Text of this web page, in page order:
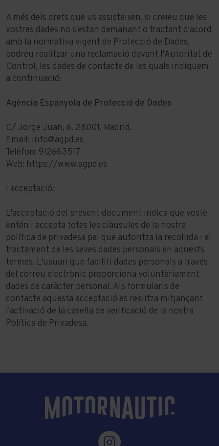
A més dels drets que us assisteixen, si creieu que les
vostres dades no s'estan demanant o tractant d'acord
amb la normativa vigent de Protecció de Dades,
podreu realitzar una reclamació davant l'Autoritat de
Control, les dades de contacte de les quals indiquem
a continuació:
Agència Espanyola de Protecció de Dades
C/ Jorge Juan, 6. 28001, Madrid.
Email: info@agpd.es
Telèfon: 912663517
Web: https://www.agpd.es
i acceptació:
L'acceptació del present document indica que vostè
entén i accepta totes les clàusules de la nostra
política de privadesa pel que autoritza la recollida i el
tractament de les seves dades personals en aquests
termes. L'usuari que faciliti dades personals a través
del correu electrònic proporciona voluntàriament
dades de caràcter personal. Als formularis de
contacte aquesta acceptació es realitza mitjançant
l'activació de la casella de verificació de la nostra
Política de Privadesa.